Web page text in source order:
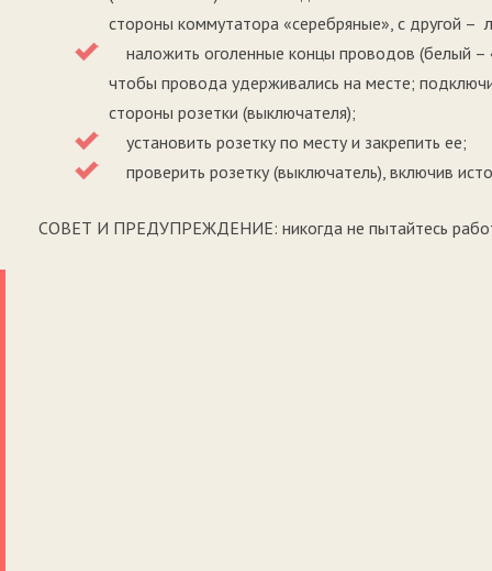
стороны коммутатора «серебряные», с другой –
наложить оголенные концы проводов (белый –
чтобы провода удерживались на месте;
стороны розетки (выключателя);
установить розетку по месту и закрепить ее;
проверить розетку (выключатель), включив
СОВЕТ И ПРЕДУПРЕЖДЕНИЕ: никогда не пытайтесь